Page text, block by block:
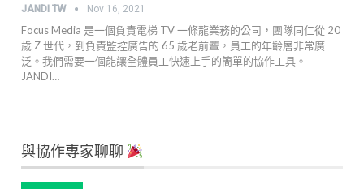
JANDI TW Nov 16, 2021
Focus Media 是一個負責電梯 TV 一條龍業務的公司，團隊同仁從 20
歲 Z 世代，到負責監控廣告的 65 歲老前輩，員工的年齡層非常廣
泛。我們需要一個能讓全體員工快速上手的簡單的協作工具。
JANDI…
與協作專家聊聊